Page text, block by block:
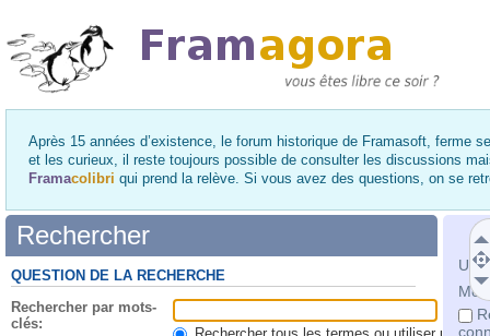
Après 15 années d’existence, le forum historique de Framasoft, ferme
et les curieux, il reste toujours possible de consulter les discussions
Framacolibri qui prend la relève. Si vous avez des questions, on se
Mot
Rechercher
QUESTION DE LA RECHERCHE
Rechercher par mots-
clés: